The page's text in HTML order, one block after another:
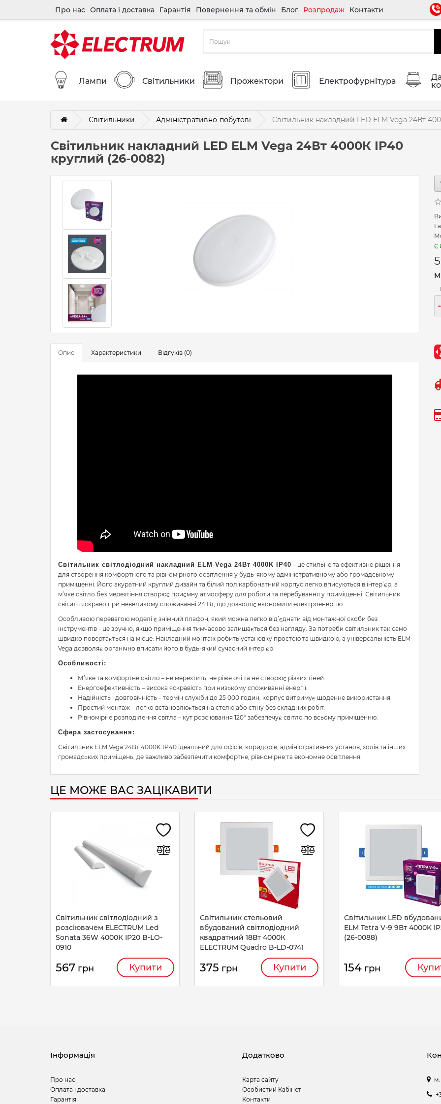
Про нас Оплата і доставка Гарантія Повернення та обмін Блог Розпродаж Контакти
Лампи Світильники Прожектори Електрофурнітура
Світильники Адміністративно-побутові Світильник накладний LED ELM Vega 24Вт
Світильник накладний LED ELM Vega 24Вт 4000К IP40
круглий (26-0082)
Опис Характеристики Відгуків (0)
Світильник світлодіодний накладний ELM Vega 24Вт 4000K IP40 – це стильне та ефективне рішення
для створення комфортного та рівномірного освітлення у будь-якому адміністративному або громадському
приміщенні. Його акуратний круглий дизайн та білий полікарбонатний корпус легко вписуються в інтер’єр, а
м’яке світло без мерехтіння створює приємну атмосферу для роботи та перебування у приміщенні. Світильник
світить яскраво при невеликому споживанні 24 Вт, що дозволяє економити електроенергію.
Особливою перевагою моделі є знімний плафон, який можна легко від’єднати від монтажної скоби без
інструментів - це зручно, якщо приміщення тимчасово залишається без нагляду. За потреби світильник так само
швидко повертається на місце. Накладний монтаж робить установку простою та швидкою, а універсальність ELM
Vega дозволяє органічно вписати його в будь-який сучасний інтер’єр.
Особливості:
М’яке та комфортне світло – не мерехтить, не ріже очі та не створює різких тіней.
Енергоефективність – висока яскравість при низькому споживанні енергії.
Надійність і довговічність – термін служби до 25 000 годин, корпус витримує щоденне використання.
Простий монтаж – легко встановлюється на стелю або стіну без складних робіт.
Рівномірне розподілення світла – кут розсіювання 120° забезпечує світло по всьому приміщенню.
Сфера застосування:
Світильник ELM Vega 24Вт 4000K IP40 ідеальний для офісів, коридорів, адміністративних установ, холів та інших
громадських приміщень, де важливо забезпечити комфортне, рівномірне та економне освітлення.
Є
-
ЦЕ МОЖЕ ВАС ЗАЦІКАВИТИ
Світильник світлодіодний з
розсіювачем ELECTRUM Led
Sonata 36W 4000К IP20 B-LO-
0910
567 грн Купити
Світильник стельовий
вбудований світлодіодний
квадратний 18Вт 4000К
ELECTRUM Quadro B-LD-0741
375 грн Купити
Світильник LED
ELM Tetra V-9 9Вт 4000K
(26-0088)
154 грн
Інформація
Про нас
Оплата і доставка
Гарантія
Додатково
Карта сайту
Особистий Кабінет
Контакти
м.